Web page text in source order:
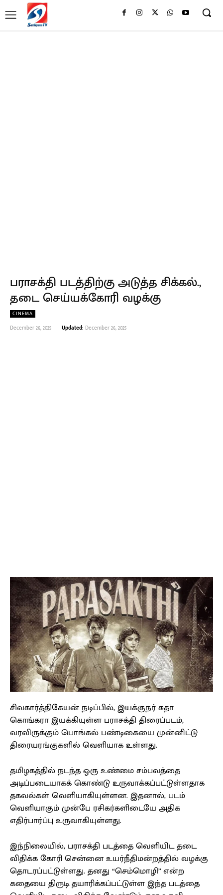
பராசக்தி படத்திற்கு அடுத்த சிக்கல்.,
தடை செய்யக்கோரி வழக்கு
CINEMA
December 26, 2025 Updated: December 26, 2025
சிவகார்த்திகேயன் நடிப்பில், இயக்குநர் சுதா
கொங்கரா இயக்கியுள்ள பராசக்தி திரைப்படம்,
வரவிருக்கும் பொங்கல் பண்டிகையை முன்னிட்டு
திரையரங்குகளில் வெளியாக உள்ளது.
தமிழகத்தில் நடந்த ஒரு உண்மை சம்பவத்தை
அடிப்படையாகக் கொண்டு உருவாக்கப்பட்டுள்ளதாக
தகவல்கள் வெளியாகியுள்ளன. இதனால், படம்
வெளியாகும் முன்பே ரசிகர்களிடையே அதிக
எதிர்பார்ப்பு உருவாகியுள்ளது.
இந்நிலையில், பராசக்தி படத்தை வெளியிட தடை
விதிக்க கோரி சென்னை உயர்நீதிமன்றத்தில் வழக்கு
தொடரப்பட்டுள்ளது. தனது “செம்மொழி” என்ற
கதையை திருடி தயாரிக்கப்பட்டுள்ள இந்த படத்தை